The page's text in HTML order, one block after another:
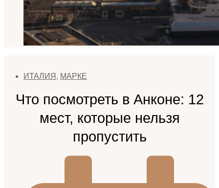
ИТАЛИЯ , МАРКЕ
Что посмотреть в Анконе: 12
мест, которые нельзя
пропустить